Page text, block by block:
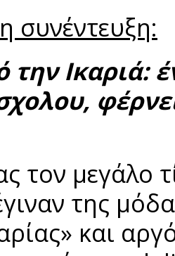
συνέντευξη:
Ικαριά:
τον μεγάλο
της
και